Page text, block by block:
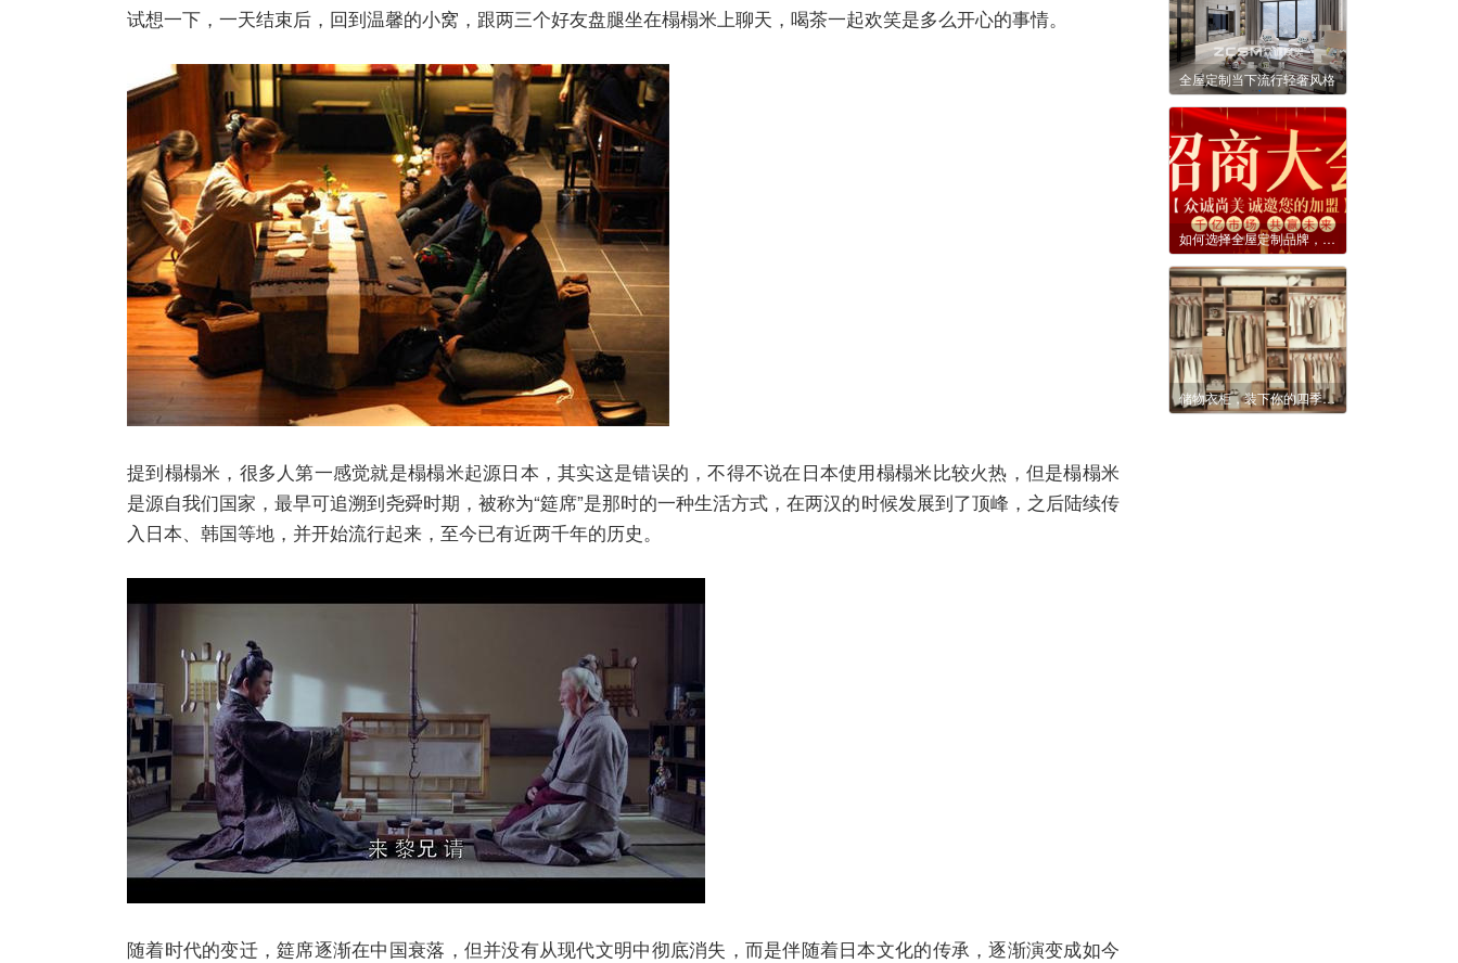
试想一下，一天结束后，回到温馨的小窝，跟两三个好友盘腿坐在榻榻米上聊天，喝茶一起欢笑是多么开心的事情。
提到榻榻米，很多人第一感觉就是榻榻米起源日本，其实这是错误的，不得不说在日本使用榻榻米比较火热，但是榻榻米
是源自我们国家，最早可追溯到尧舜时期，被称为“筵席”是那时的一种生活方式，在两汉的时候发展到了顶峰，之后陆续传
入日本、韩国等地，并开始流行起来，至今已有近两千年的历史。
随着时代的变迁，筵席逐渐在中国衰落，但并没有从现代文明中彻底消失，而是伴随着日本文化的传承，逐渐演变成如今
全屋定制当下流行轻奢风格
如何选择全屋定制品牌，提升好感度的方式是什么？
储物衣柜，装下你的四季狂想